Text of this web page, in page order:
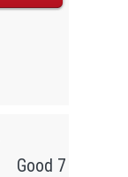
Good 7